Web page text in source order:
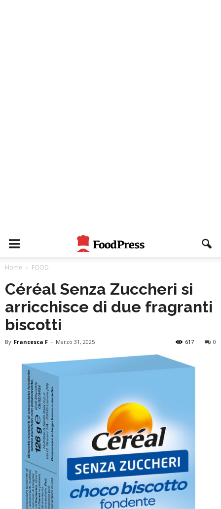
Home FOOD
Céréal Senza Zuccheri si
arricchisce di due fragranti
biscotti
By Francesca F - Marzo 31, 2025 0
617